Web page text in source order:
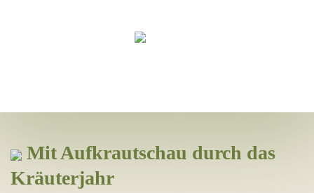
Zum Hauptinhalt springen
Mit Aufkrautschau durch das
Kräuterjahr